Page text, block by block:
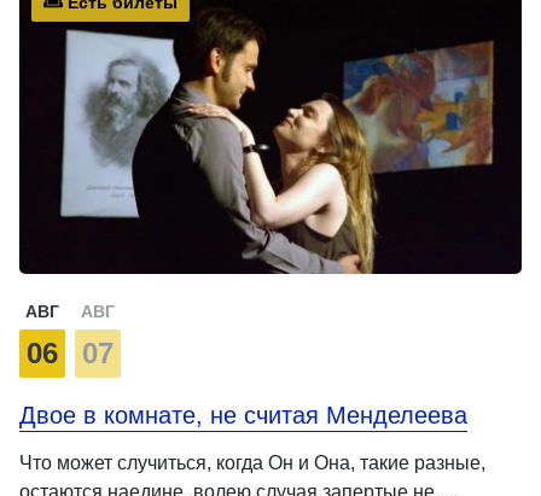
АВГ
06
АВГ
07
Двое в комнате, не считая Менделеева
Что может случиться, когда Он и Она, такие разные,
остаются наедине, волею случая запертые не …